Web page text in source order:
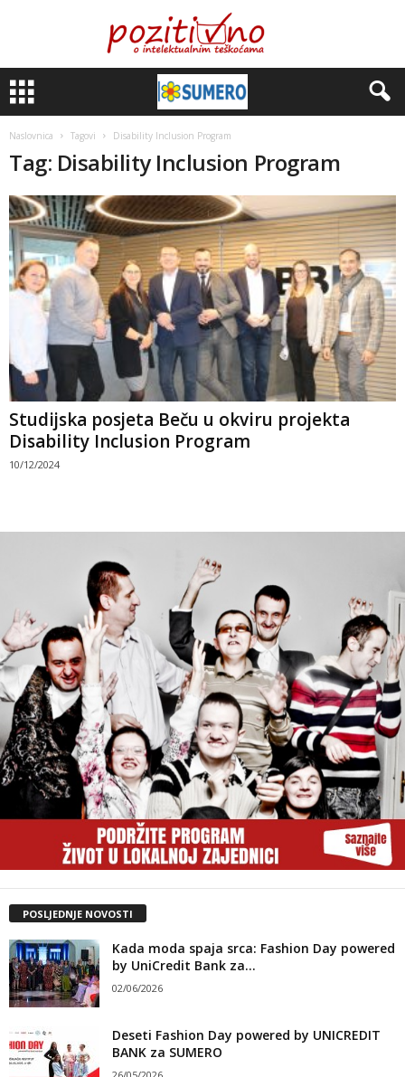
Naslovnica Tagovi Disability Inclusion Program
Tag: Disability Inclusion Program
Studijska posjeta Beču u okviru projekta
Disability Inclusion Program
10/12/2024
POSLJEDNJE NOVOSTI
Kada moda spaja srca: Fashion Day powered
by UniCredit Bank za...
02/06/2026
Deseti Fashion Day powered by UNICREDIT
BANK za SUMERO